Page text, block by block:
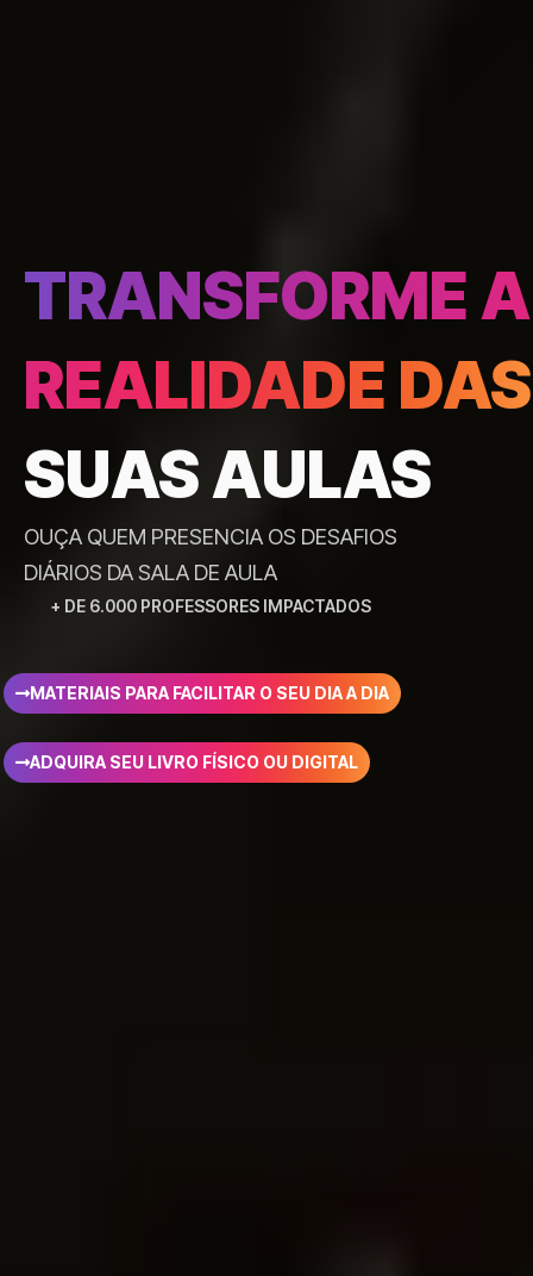
TRANSFORME A
REALIDADE DAS
SUAS AULAS
OUÇA QUEM PRESENCIA OS DESAFIOS
DIÁRIOS DA SALA DE AULA
+ DE 6.000 PROFESSORES IMPACTADOS
MATERIAIS PARA FACILITAR O SEU DIA A DIA
ADQUIRA SEU LIVRO FÍSICO OU DIGITAL